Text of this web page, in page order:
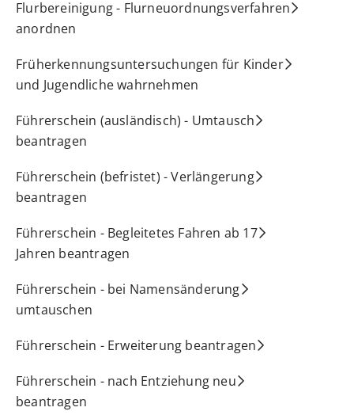
Flurbereinigung - Flurneuordnungsverfahren
anordnen
Früherkennungsuntersuchungen für Kinder
und Jugendliche wahrnehmen
Führerschein (ausländisch) - Umtausch
beantragen
Führerschein (befristet) - Verlängerung
beantragen
Führerschein - Begleitetes Fahren ab 17
Jahren beantragen
Führerschein - bei Namensänderung
umtauschen
Führerschein - Erweiterung beantragen
Führerschein - nach Entziehung neu
beantragen